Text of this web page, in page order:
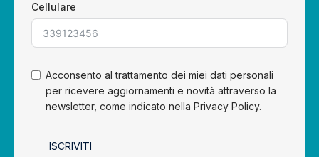
Cellulare
Acconsento al trattamento dei miei dati personali
per ricevere aggiornamenti e novità attraverso la
newsletter, come indicato nella Privacy Policy.
ISCRIVITI